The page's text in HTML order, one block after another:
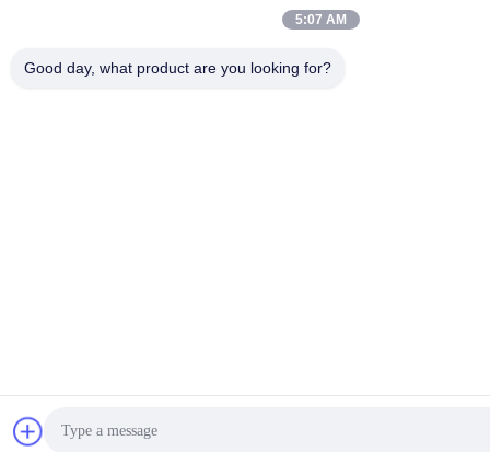
5:07 AM
Good day, what product are you looking for?